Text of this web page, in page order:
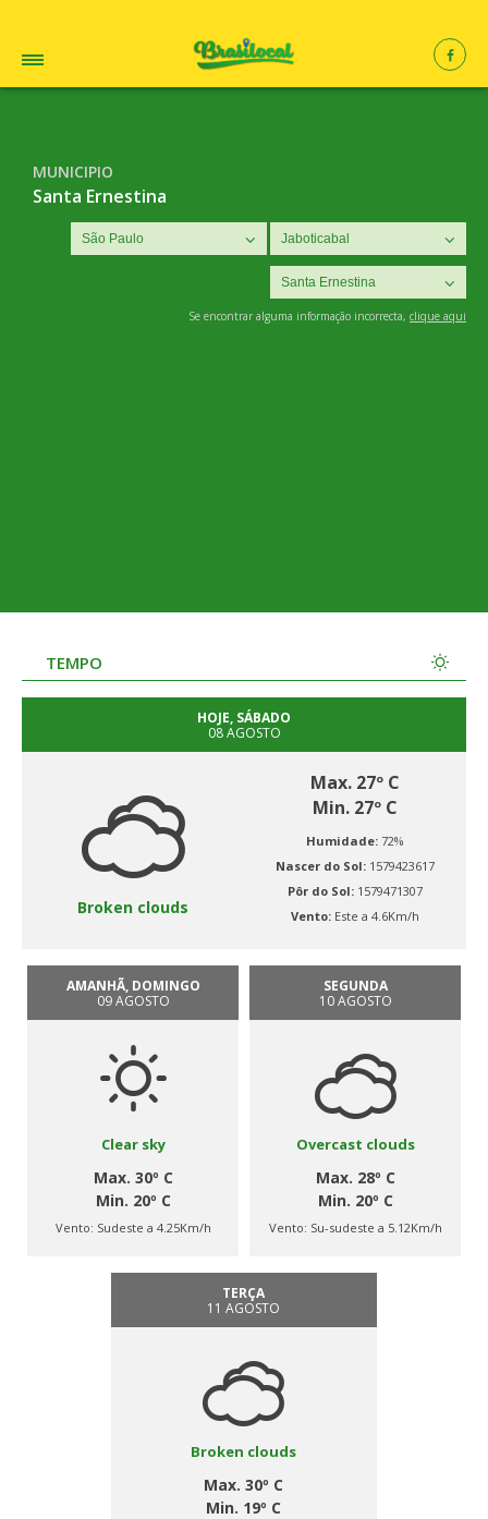
MUNICIPIO
Santa Ernestina
Se encontrar alguma informação incorrecta, clique aqui
TEMPO
HOJE, SÁBADO
08 AGOSTO
Broken clouds
Max. 27º C
Min. 27º C
Humidade: 72%
Nascer do Sol: 1579423617
Pôr do Sol: 1579471307
Vento: Este a 4.6Km/h
AMANHÃ, DOMINGO
09 AGOSTO
Clear sky
Max. 30º C
Min. 20º C
Vento: Sudeste a 4.25Km/h
SEGUNDA
10 AGOSTO
Overcast clouds
Max. 28º C
Min. 20º C
Vento: Su-sudeste a 5.12Km/h
TERÇA
11 AGOSTO
Broken clouds
Max. 30º C
Min. 19º C